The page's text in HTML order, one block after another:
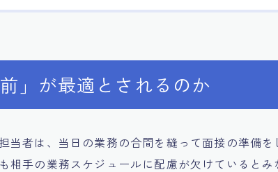
」が最適とされるのか
当者は、当日の業務の合間を縫って面接の準備
相手の業務スケジュールに配慮が欠けていると